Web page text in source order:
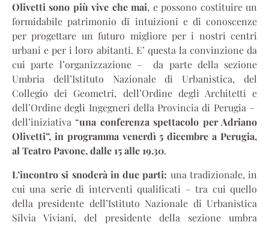
Olivetti sono più vive che mai, e possono costituire un
formidabile patrimonio di intuizioni e di conoscenze
per progettare un futuro migliore per i nostri centri
urbani e per i loro abitanti. E’ questa la convinzione da
cui parte l’organizzazione – da parte della sezione
Umbria dell’Istituto Nazionale di Urbanistica, del
Collegio dei Geometri, dell’Ordine degli Architetti e
dell’Ordine degli Ingegneri della Provincia di Perugia –
dell’iniziativa “una conferenza spettacolo per Adriano
Olivetti”, in programma venerdì 5 dicembre a Perugia,
al Teatro Pavone, dalle 15 alle 19.30.
L’incontro si snoderà in due parti: una tradizionale, in
cui una serie di interventi qualificati – tra cui quello
della presidente dell’Istituto Nazionale di Urbanistica
Silvia Viviani, del presidente della sezione umbra